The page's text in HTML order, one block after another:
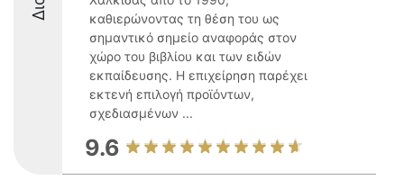
καθιερώνοντας τη θέση του ως
σημαντικό σημείο αναφοράς στον
χώρο του βιβλίου και των ειδών
εκπαίδευσης. Η επιχείρηση παρέχει
εκτενή επιλογή προϊόντων,
σχεδιασμένων ...
9.6